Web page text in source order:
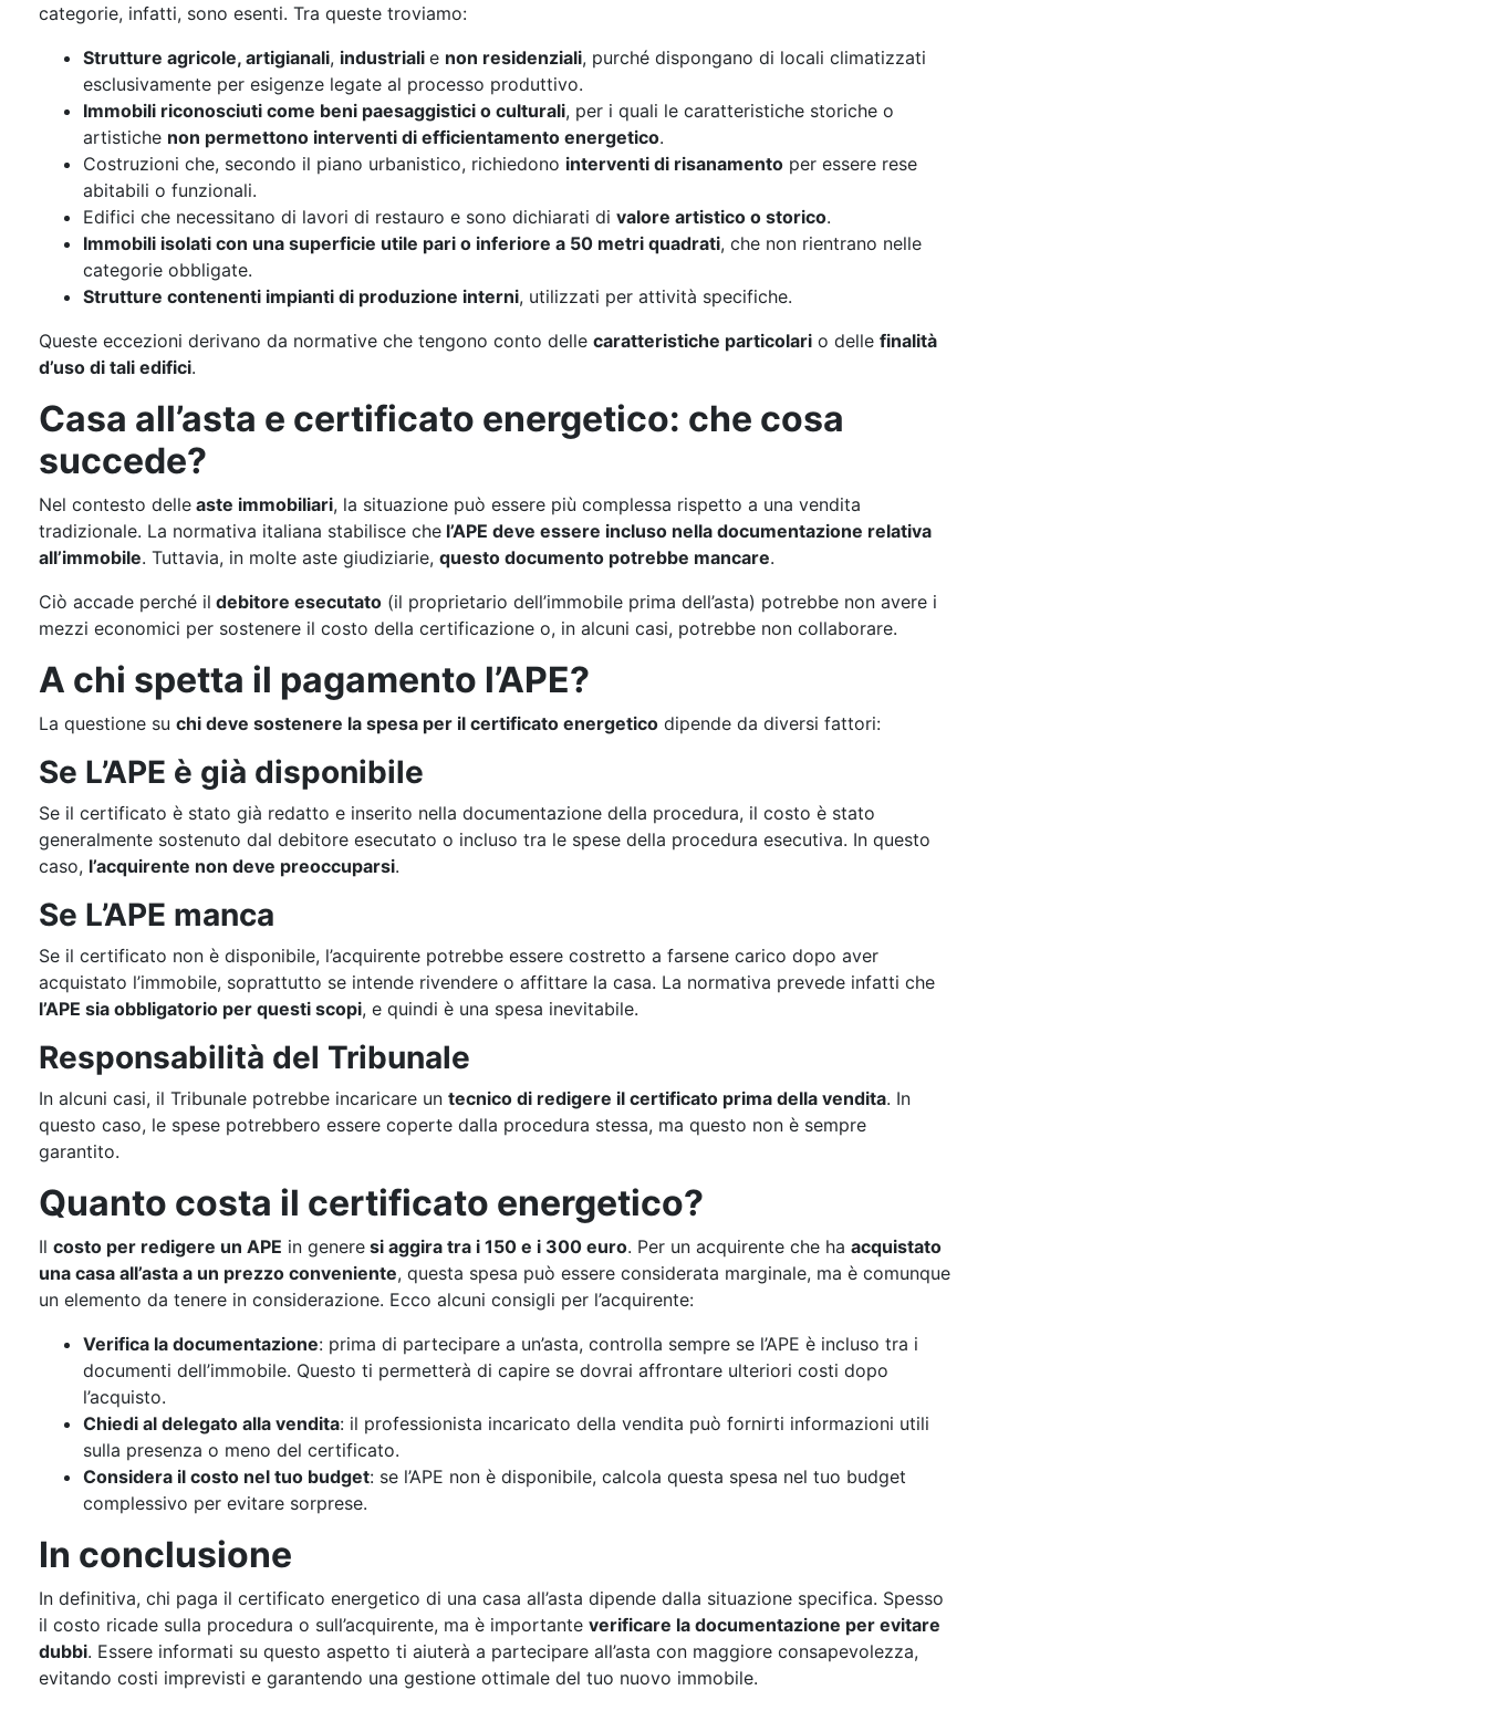
categorie, infatti, sono esenti. Tra queste troviamo:
Strutture agricole, artigianali, industriali e non residenziali, purché dispongano di locali climatizzati
esclusivamente per esigenze legate al processo produttivo.
Immobili riconosciuti come beni paesaggistici o culturali, per i quali le caratteristiche storiche o
artistiche non permettono interventi di efficientamento energetico.
Costruzioni che, secondo il piano urbanistico, richiedono interventi di risanamento per essere rese
abitabili o funzionali.
Edifici che necessitano di lavori di restauro e sono dichiarati di valore artistico o storico.
Immobili isolati con una superficie utile pari o inferiore a 50 metri quadrati, che non rientrano nelle
categorie obbligate.
Strutture contenenti impianti di produzione interni, utilizzati per attività specifiche.
Queste eccezioni derivano da normative che tengono conto delle caratteristiche particolari o delle finalità
d’uso di tali edifici.
Casa all’asta e certificato energetico: che cosa
succede?
Nel contesto delle aste immobiliari, la situazione può essere più complessa rispetto a una vendita
tradizionale. La normativa italiana stabilisce che l’APE deve essere incluso nella documentazione relativa
all’immobile. Tuttavia, in molte aste giudiziarie, questo documento potrebbe mancare.
Ciò accade perché il debitore esecutato (il proprietario dell’immobile prima dell’asta) potrebbe non avere i
mezzi economici per sostenere il costo della certificazione o, in alcuni casi, potrebbe non collaborare.
A chi spetta il pagamento l’APE?
La questione su chi deve sostenere la spesa per il certificato energetico dipende da diversi fattori:
Se L’APE è già disponibile
Se il certificato è stato già redatto e inserito nella documentazione della procedura, il costo è stato
generalmente sostenuto dal debitore esecutato o incluso tra le spese della procedura esecutiva. In questo
caso, l’acquirente non deve preoccuparsi.
Se L’APE manca
Se il certificato non è disponibile, l’acquirente potrebbe essere costretto a farsene carico dopo aver
acquistato l’immobile, soprattutto se intende rivendere o affittare la casa. La normativa prevede infatti che
l’APE sia obbligatorio per questi scopi, e quindi è una spesa inevitabile.
Responsabilità del Tribunale
In alcuni casi, il Tribunale potrebbe incaricare un tecnico di redigere il certificato prima della vendita. In
questo caso, le spese potrebbero essere coperte dalla procedura stessa, ma questo non è sempre
garantito.
Quanto costa il certificato energetico?
Il costo per redigere un APE in genere si aggira tra i 150 e i 300 euro. Per un acquirente che ha acquistato
una casa all’asta a un prezzo conveniente, questa spesa può essere considerata marginale, ma è comunque
un elemento da tenere in considerazione. Ecco alcuni consigli per l’acquirente:
Verifica la documentazione: prima di partecipare a un’asta, controlla sempre se l’APE è incluso tra i
documenti dell’immobile. Questo ti permetterà di capire se dovrai affrontare ulteriori costi dopo
l’acquisto.
Chiedi al delegato alla vendita: il professionista incaricato della vendita può fornirti informazioni utili
sulla presenza o meno del certificato.
Considera il costo nel tuo budget: se l’APE non è disponibile, calcola questa spesa nel tuo budget
complessivo per evitare sorprese.
In conclusione
In definitiva, chi paga il certificato energetico di una casa all’asta dipende dalla situazione specifica. Spesso
il costo ricade sulla procedura o sull’acquirente, ma è importante verificare la documentazione per evitare
dubbi. Essere informati su questo aspetto ti aiuterà a partecipare all’asta con maggiore consapevolezza,
evitando costi imprevisti e garantendo una gestione ottimale del tuo nuovo immobile.